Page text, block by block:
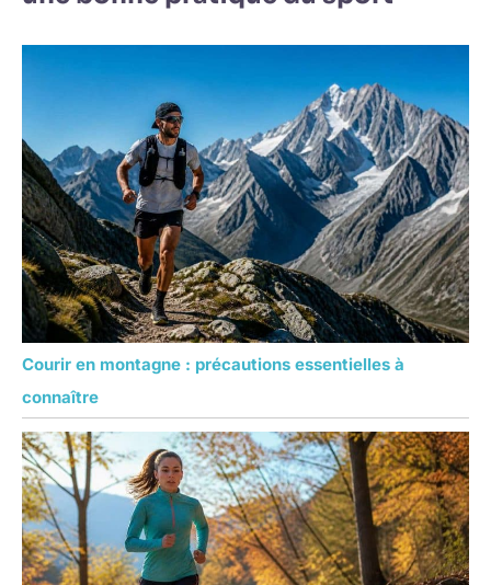
Courir en montagne : précautions essentielles à
connaître